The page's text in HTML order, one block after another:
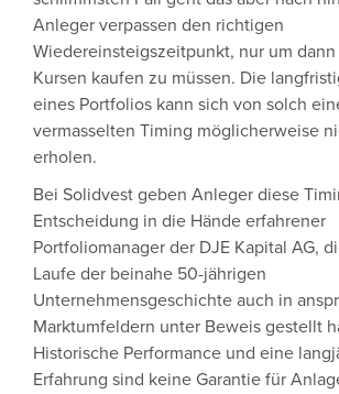
Anleger verpassen den richtigen
Wiedereinsteigszeitpunkt, nur um
Kursen kaufen zu müssen. Die
eines Portfolios kann sich von solch
vermasselten Timing möglicherweise
erholen.
Bei Solidvest geben Anleger diese
Entscheidung in die Hände erfahrener
Portfoliomanager der DJE Kapital AG,
Laufe der beinahe 50-jährigen
Unternehmensgeschichte auch in
Marktumfeldern unter Beweis gestellt
Historische Performance und eine
Erfahrung sind keine Garantie für